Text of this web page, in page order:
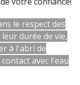
le respect des
durée de vie,
à l'abri de
avec l'eau